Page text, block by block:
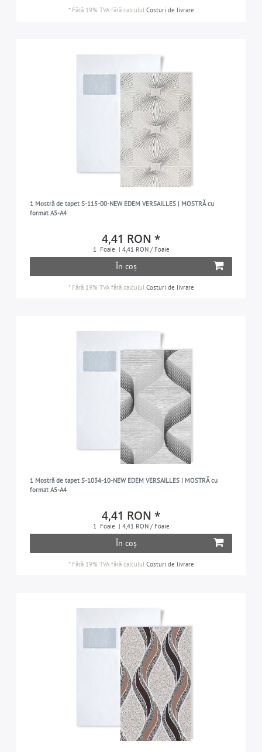
* Fără 19% TVAfără calculul Costuri de livrare
1 Mostră de tapet S-115-00-NEW EDEM VERSAILLES | MOSTRĂ cu
format A5-A4
4,41 RON *
1 Foaie | 4,41 RON / Foaie
În coș
* Fără 19% TVAfără calculul Costuri de livrare
1 Mostră de tapet S-1034-10-NEW EDEM VERSAILLES | MOSTRĂ cu
format A5-A4
4,41 RON *
1 Foaie | 4,41 RON / Foaie
În coș
* Fără 19% TVAfără calculul Costuri de livrare